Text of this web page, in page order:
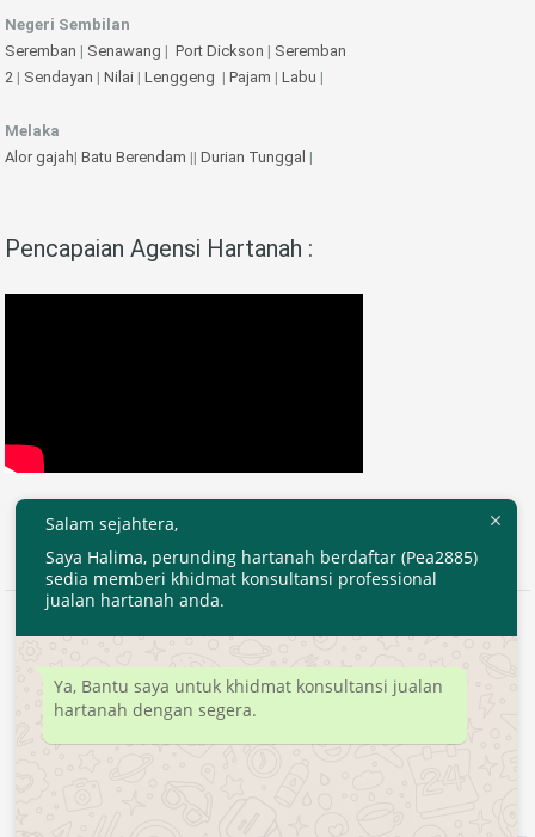
Negeri Sembilan
Seremban | Senawang | Port Dickson | Seremban
2 | Sendayan | Nilai | Lenggeng | Pajam | Labu |
Melaka
Alor gajah| Batu Berendam || Durian Tunggal |
Pencapaian Agensi Hartanah :
2020 © EjenHartanahKL.com. All Right Reserved.
Developed byMyTranspro
Salam sejahtera,
Saya Halima, perunding hartanah berdaftar (Pea2885)
sedia memberi khidmat konsultansi professional
jualan hartanah anda.
Ya, Bantu saya untuk khidmat konsultansi jualan
hartanah dengan segera.